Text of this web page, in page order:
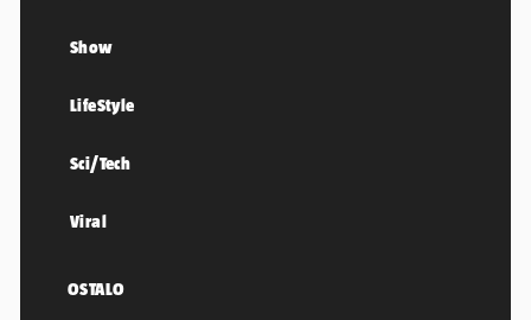
Show
LifeStyle
Sci/Tech
Viral
OSTALO